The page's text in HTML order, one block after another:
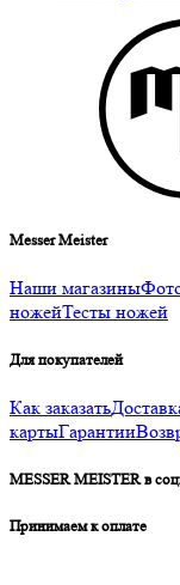
Messer Meister
Наши магазины
ножейТесты ножей
Для покупателей
Как заказать
картыГарантии
MESSER MEISTER в
Принимаем к оплате